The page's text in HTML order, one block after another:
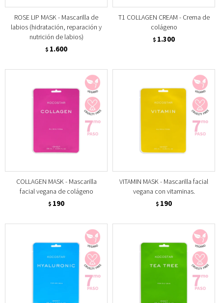
ROSE LIP MASK - Mascarilla de
labios (hidratación, reparación y
nutrición de labios)
$ 1.600
T1 COLLAGEN CREAM - Crema de
colágeno
$ 1.300
COLLAGEN MASK - Mascarilla
facial vegana de colágeno
$ 190
VITAMIN MASK - Mascarilla facial
vegana con vitaminas.
$ 190